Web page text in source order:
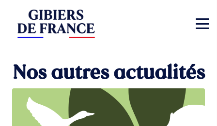
Nos autres actualités